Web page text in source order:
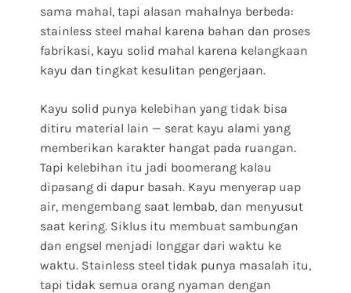
sama mahal, tapi alasan mahalnya berbeda:
stainless steel mahal karena bahan dan proses
fabrikasi, kayu solid mahal karena kelangkaan
kayu dan tingkat kesulitan pengerjaan.
Kayu solid punya kelebihan yang tidak bisa
ditiru material lain — serat kayu alami yang
memberikan karakter hangat pada ruangan.
Tapi kelebihan itu jadi boomerang kalau
dipasang di dapur basah. Kayu menyerap uap
air, mengembang saat lembab, dan menyusut
saat kering. Siklus itu membuat sambungan
dan engsel menjadi longgar dari waktu ke
waktu. Stainless steel tidak punya masalah itu,
tapi tidak semua orang nyaman dengan